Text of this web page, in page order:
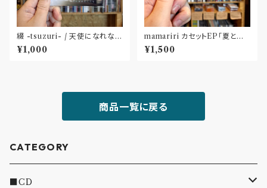
綴 -tsuzuri- / 天使になれなく
ても(CD)
¥1,000
mamariri カセットEP「夏と予
感のかけら」
¥1,500
商品一覧に戻る
CATEGORY
■CD